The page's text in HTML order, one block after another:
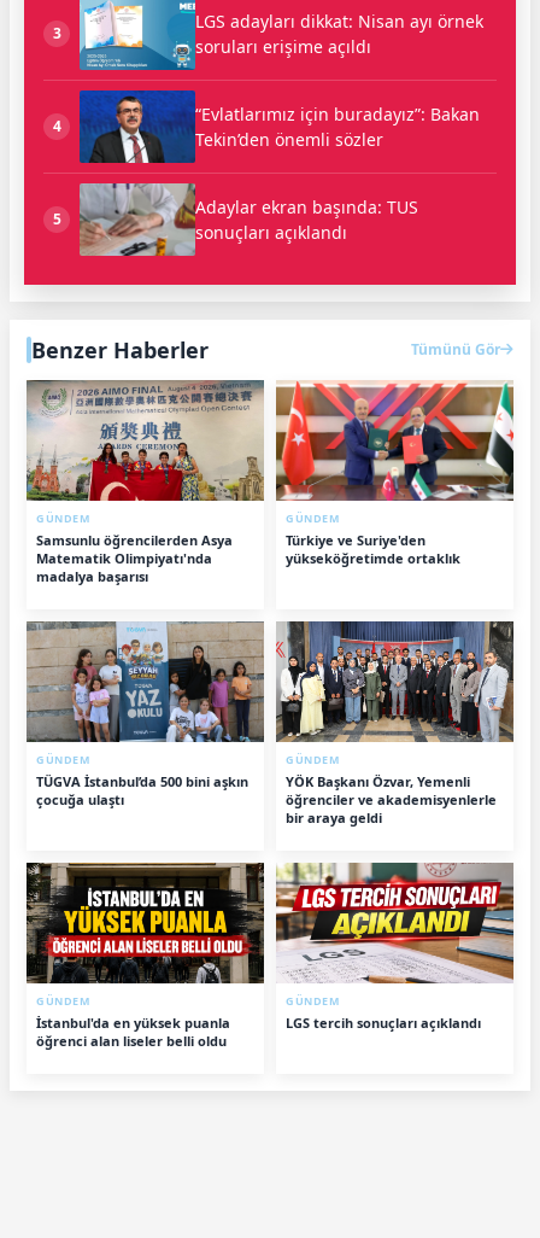
3
LGS adayları dikkat: Nisan ayı örnek
soruları erişime açıldı
4
“Evlatlarımız için buradayız”: Bakan
Tekin’den önemli sözler
5
Adaylar ekran başında: TUS
sonuçları açıklandı
Benzer Haberler Tümünü Gör
GÜNDEM
Samsunlu öğrencilerden Asya
Matematik Olimpiyatı'nda
madalya başarısı
GÜNDEM
Türkiye ve Suriye'den
yükseköğretimde ortaklık
GÜNDEM
TÜGVA İstanbul’da 500 bini aşkın
çocuğa ulaştı
GÜNDEM
YÖK Başkanı Özvar, Yemenli
öğrenciler ve akademisyenlerle
bir araya geldi
GÜNDEM
İstanbul'da en yüksek puanla
öğrenci alan liseler belli oldu
GÜNDEM
LGS tercih sonuçları açıklandı